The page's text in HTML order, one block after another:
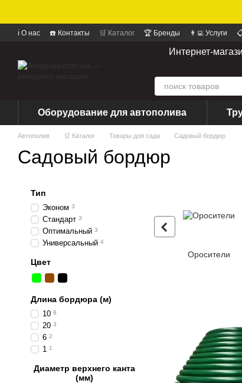
ℹ️ О нас ☎️ Контакты 🛒 Каталог 🏆 Бренды 👨‍💻 Услуги
Интернет-
Оборудование для автополива
Автополив 🛒 Каталог Товары для сада Садовый бордюр
Садовый бордюр
Оросители
Тип
Эконом 3
Стандарт 3
Оптимальный 3
Универсальный 4
Цвет
Длина бордюра (м)
10 8
20 3
6 2
1 1
Диаметр верхнего канта
(мм)